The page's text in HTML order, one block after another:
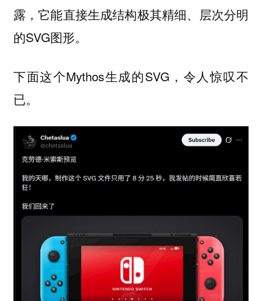
露，它能直接生成结构极其精细、层次分明
的SVG图形。
下面这个Mythos生成的SVG，令人惊叹不
已。